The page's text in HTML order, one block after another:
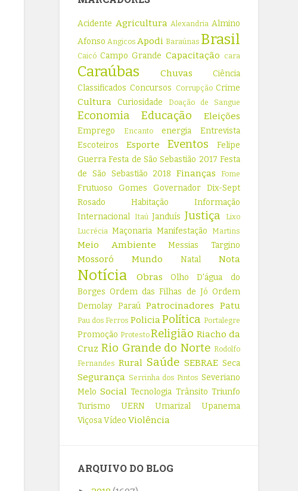
Acidente Agricultura Alexandria Almino
Afonso Angicos Apodi Baraúnas Brasil
Caicó Campo Grande Capacitação cara
Caraúbas Chuvas
Ciência
Classificados Concursos Corrupção Crime
Cultura Curiosidade Doação de Sangue
Economia Educação Eleições
Emprego Encanto energia
Entrevista
Escoteiros
Esporte Eventos
Felipe
Guerra Festa de São Sebastião 2017 Festa
de São Sebastião 2018 Finanças Fome
Frutuoso Gomes
Governador Dix-Sept
Rosado
Habitação
Informação
Internacional
Itaú Janduís Justiça
Lixo
Lucrécia Maçonaria Manifestação Martins
Meio Ambiente Messias Targino
Mossoró Mundo Natal Nota
Notícia Obras
Olho D'água do
Borges Ordem das Filhas de Jó Ordem
Demolay Paraú Patrocinadores Patu
Pau dos Ferros PoliciaPolítica Portalegre
Promoção ProtestoReligião Riacho da
Cruz Rio Grande do Norte Rodolfo
Fernandes Rural Saúde SEBRAE Seca
Segurança Serrinha dos Pintos Severiano
Melo Social Tecnologia Trânsito Triunfo
Turismo
UERN Umarizal
Upanema
ViçosaVídeo Violência
ARQUIVO DO BLOG